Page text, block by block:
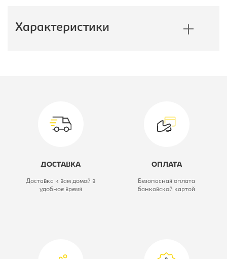
Характеристики
Модель кресла: CH-330M
Материал обивки: ткань
ДОСТАВКА
Доставка к вам домой в
удобное время
ОПЛАТА
Безопасная оплата
банковской картой